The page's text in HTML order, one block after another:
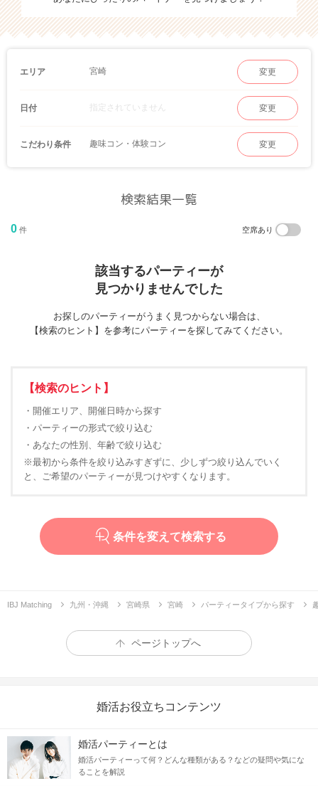
エリア 宮崎 変更
日付 指定されていません 変更
こだわり条件 趣味コン・体験コン 変更
検索結果一覧
0 件 空席あり
該当するパーティーが
見つかりませんでした
お探しのパーティーがうまく見つからない場合は、
【検索のヒント】を参考にパーティーを探してみてください。
【検索のヒント】
・開催エリア、開催日時から探す
・パーティーの形式で絞り込む
・あなたの性別、年齢で絞り込む
※最初から条件を絞り込みすぎずに、少しずつ絞り込んでいく
と、ご希望のパーティーが見つけやすくなります。
条件を変えて検索する
IBJ Matching 九州・沖縄 宮崎県 宮崎 パーティータイプから探す
ページトップへ
婚活お役立ちコンテンツ
婚活パーティーとは
婚活パーティーって何？どんな種類がある？などの疑問や気にな
ることを解説